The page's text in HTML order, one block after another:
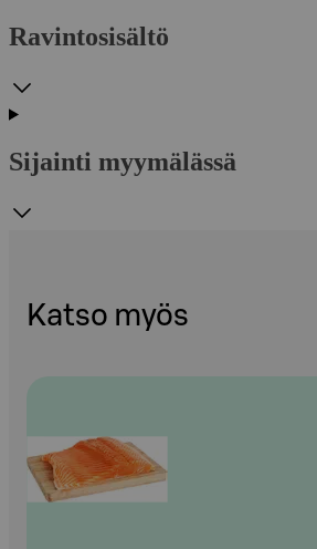
Ravintosisältö
Sijainti myymälässä
Katso myös